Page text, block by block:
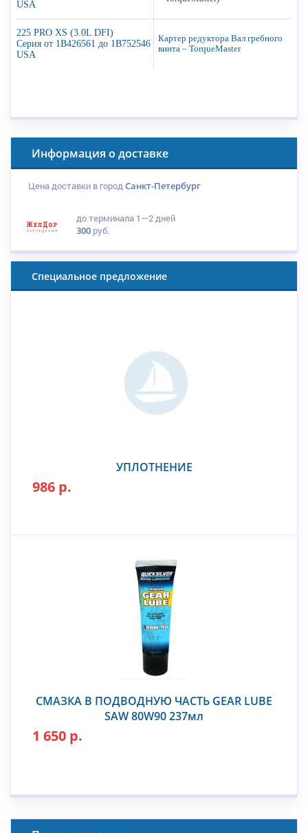
USA
225 PRO XS (3.0L DFI)
Серия от 1B426561 до 1B752546
USA
Картер редуктора Вал гребного
винта – TorqueMaster
Информация о доставке
Цена доставки в городСанкт-Петербург
до терминала 1—2 дней
300 руб.
Специальное предложение
УПЛОТНЕНИЕ
986 р.
СМАЗКА В ПОДВОДНУЮ ЧАСТЬ GEAR LUBE
SAW 80W90 237мл
1 650 р.